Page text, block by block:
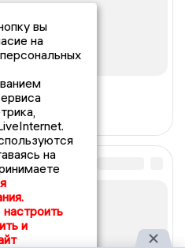
вы
на
на
настроить
и